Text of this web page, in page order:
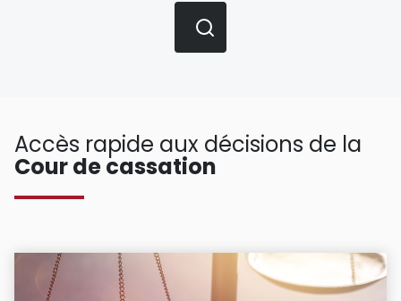
Accès rapide aux décisions de la
Cour de cassation